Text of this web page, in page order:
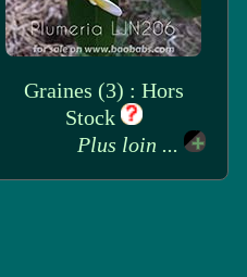
Graines (3) : Hors
Stock
Plus loin ...